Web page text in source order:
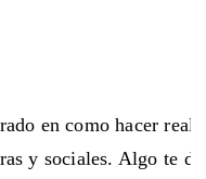
en como hacer
y sociales. Algo te